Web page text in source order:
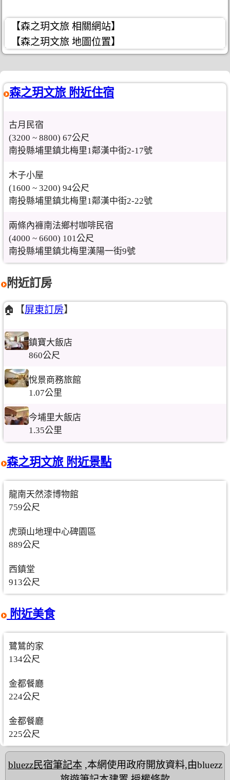
【森之玥文旅 相關網站】
【森之玥文旅 地圖位置】
森之玥文旅 附近住宿
古月民宿
(3200 ~ 8800) 67公尺
南投縣埔里鎮北梅里1鄰漢中街2-17號
木子小屋
(1600 ~ 3200) 94公尺
南投縣埔里鎮北梅里1鄰漢中街2-22號
兩條內褲南法鄉村咖啡民宿
(4000 ~ 6600) 101公尺
南投縣埔里鎮北梅里漢陽一街9號
附近訂房
🏠【屏東訂房】
鎮寶大飯店
860公尺
悅景商務旅館
1.07公里
今埔里大飯店
1.35公里
森之玥文旅 附近景點
龍南天然漆博物館
759公尺
虎頭山地理中心碑園區
889公尺
西鎮堂
913公尺
附近美食
鷺鷥的家
134公尺
金都餐廳
224公尺
金都餐廳
225公尺
bluezz民宿筆記本,本網使用政府開放資料,由bluezz